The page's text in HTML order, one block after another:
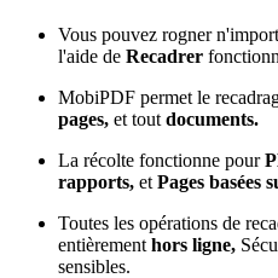
Vous pouvez rogner
l'aide de Recadrer
MobiPDF permet le
pages, et tout documents.
La récolte fonctionne pour
rapports, et Pages basées
Toutes les opérations de
entièrement hors ligne,
sensibles.